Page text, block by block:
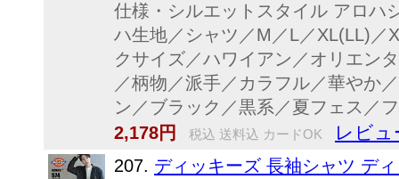
仕様・シルエットスタイル アロハ
ハ生地／シャツ／M／L／XL(LL)／
クサイズ／ハワイアン／オリエン
／柄物／派手／カラフル／華やか
ン／ブラック／黒系／夏フェス／
2,178円
税込 送料込 カードOK レビュ
207. ディッキーズ 長袖シャツ デ